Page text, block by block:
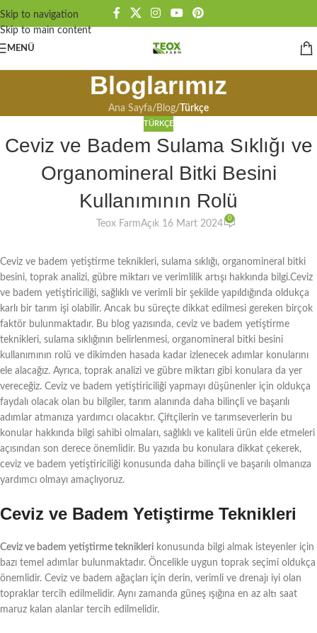
Skip to navigation
Skip to main content
MENÜ
Bloglarımız
Ana Sayfa/ Blog/ Türkçe
TÜRKÇE
Ceviz ve Badem Sulama Sıklığı ve
Organomineral Bitki Besini
Kullanımının Rolü
Teox FarmAçık 16 Mart 2024
0
Ceviz ve badem yetiştirme teknikleri, sulama sıklığı, organomineral bitki
besini, toprak analizi, gübre miktarı ve verimlilik artışı hakkında bilgi.Ceviz
ve badem yetiştiriciliği, sağlıklı ve verimli bir şekilde yapıldığında oldukça
karlı bir tarım işi olabilir. Ancak bu süreçte dikkat edilmesi gereken birçok
faktör bulunmaktadır. Bu blog yazısında, ceviz ve badem yetiştirme
teknikleri, sulama sıklığının belirlenmesi, organomineral bitki besini
kullanımının rolü ve dikimden hasada kadar izlenecek adımlar konularını
ele alacağız. Ayrıca, toprak analizi ve gübre miktarı gibi konulara da yer
vereceğiz. Ceviz ve badem yetiştiriciliği yapmayı düşünenler için oldukça
faydalı olacak olan bu bilgiler, tarım alanında daha bilinçli ve başarılı
adımlar atmanıza yardımcı olacaktır. Çiftçilerin ve tarımseverlerin bu
konular hakkında bilgi sahibi olmaları, sağlıklı ve kaliteli ürün elde etmeleri
açısından son derece önemlidir. Bu yazıda bu konulara dikkat çekerek,
ceviz ve badem yetiştiriciliği konusunda daha bilinçli ve başarılı olmanıza
yardımcı olmayı amaçlıyoruz.
Ceviz ve Badem Yetiştirme Teknikleri
Ceviz ve badem yetiştirme teknikleri konusunda bilgi almak isteyenler için
bazı temel adımlar bulunmaktadır. Öncelikle uygun toprak seçimi oldukça
önemlidir. Ceviz ve badem ağaçları için derin, verimli ve drenajı iyi olan
topraklar tercih edilmelidir. Aynı zamanda güneş ışığına en az altı saat
maruz kalan alanlar tercih edilmelidir.